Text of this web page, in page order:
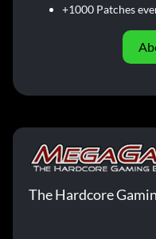
+1000 Patches
The Hardcore